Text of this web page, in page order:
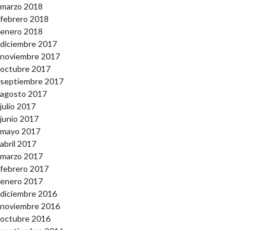
marzo 2018
febrero 2018
enero 2018
diciembre 2017
noviembre 2017
octubre 2017
septiembre 2017
agosto 2017
julio 2017
junio 2017
mayo 2017
abril 2017
marzo 2017
febrero 2017
enero 2017
diciembre 2016
noviembre 2016
octubre 2016